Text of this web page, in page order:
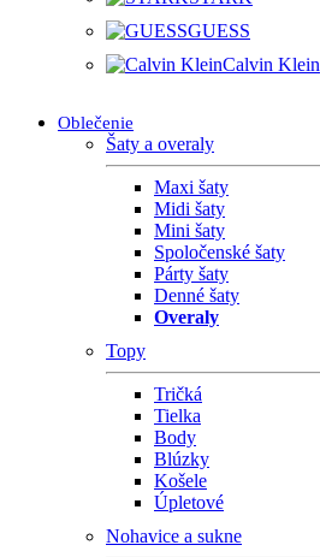
GUESS
Calvin Klein
Oblečenie
Šaty a overaly
Maxi šaty
Midi šaty
Mini šaty
Spoločenské šaty
Párty šaty
Denné šaty
Overaly
Topy
Tričká
Tielka
Body
Blúzky
Košele
Úpletové
Nohavice a sukne